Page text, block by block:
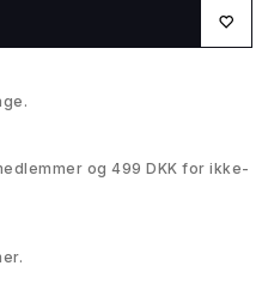
og 499 DKK for ikke-